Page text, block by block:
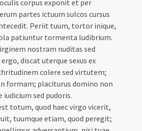
corpus exponit et per
partes ictuum sulcos cursus
Periit tuum, tortor inique,
patiuntur tormenta ludibrium.
nostram nuditas sed
discat uterque sexus ex
colere sed virtutem;
formam; placiturus domino non
iudicium sed pudoris.
totum, quod haec virgo vicerit,
tuumque etiam, quod peregit;